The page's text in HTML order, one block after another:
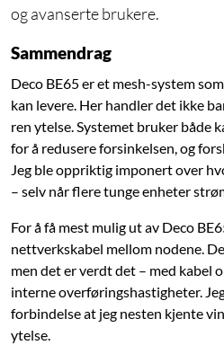
og avanserte brukere.
Sammendrag
Deco BE65 er et mesh-system
kan levere. Her handler det ikke
ren ytelse. Systemet bruker både
for å redusere forsinkelsen, og
Jeg ble oppriktig imponert over
– selv når flere tunge enheter
For å få mest mulig ut av Deco
nettverkskabel mellom nodene.
men det er verdt det – med kabel
interne overføringshastigheter.
forbindelse at jeg nesten kjente
ytelse.